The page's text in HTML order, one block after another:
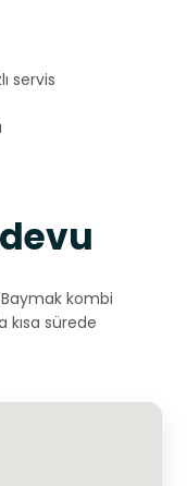
servis
kombi
kısa sürede